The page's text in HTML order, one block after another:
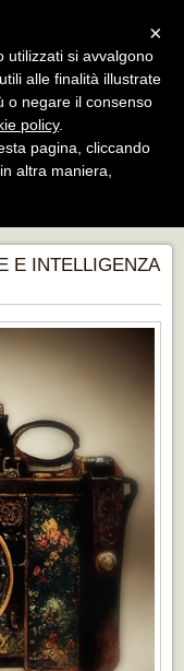
stampa,
e sale posa
E INTELLIGENZA
×
utilizzati si avvalgono
alle finalità illustrate
o negare il consenso
policy.
pagina, cliccando
altra maniera,